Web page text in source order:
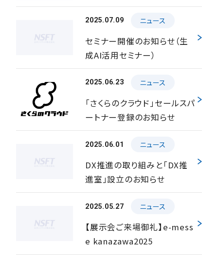
2025.07.09 ニュース
セミナー開催のお知らせ（生
成AI活用セミナー）
2025.06.23 ニュース
「さくらのクラウド」セールスパ
ートナー登録のお知らせ
2025.06.01 ニュース
DX推進の取り組みと「DX推
進室」設立のお知らせ
2025.05.27 ニュース
【展示会ご来場御礼】e-mess
e kanazawa2025